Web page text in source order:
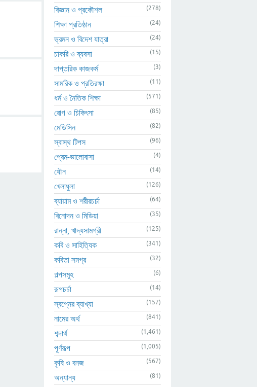
বিজ্ঞান ও প্রকৌশল (278)
শিক্ষা প্রতিষ্ঠান (24)
ভ্রমন ও বিদেশ যাত্রা (24)
চাকরি ও ব্যবসা (15)
দাপ্তরিক কাজকর্ম (3)
সামরিক ও প্রতিরক্ষা (11)
ধর্ম ও নৈতিক শিক্ষা (571)
রোগ ও চিকিৎসা (85)
মেডিসিন (82)
স্বাস্থ টিপস (96)
প্রেম-ভালোবাসা (4)
যৌন (14)
খেলাধুলা (126)
ব্যায়াম ও শরীরচর্চা (64)
বিনোদন ও মিডিয়া (35)
রান্না, খাদ্যসামগ্রী (125)
কবি ও সাহিত্যিক (341)
কবিতা সমগ্র (32)
গল্পসমূহ (6)
রূপচর্চা (14)
স্বপ্নের ব্যাখ্যা (157)
নামের অর্থ (841)
শব্দার্থ (1,461)
পূর্ণরূপ (1,005)
কৃষি ও বনজ (567)
অন্যান্য (81)